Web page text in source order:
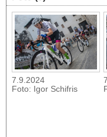
7.9.2024
Foto: Igor Schifris